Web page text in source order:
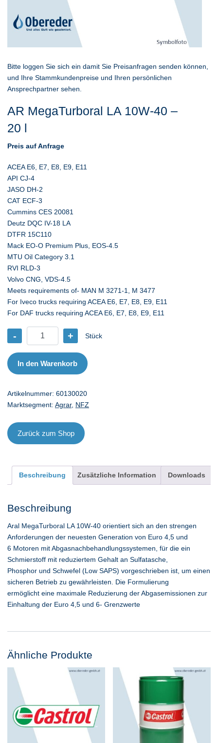
AR MegaTurboral LA 10W-40 –
20 l
Preis auf Anfrage
ACEA E6, E7, E8, E9, E11
API CJ-4
JASO DH-2
CAT ECF-3
Cummins CES 20081
Deutz DQC IV-18 LA
DTFR 15C110
Mack EO-O Premium Plus, EOS-4.5
MTU Oil Category 3.1
RVI RLD-3
Volvo CNG, VDS-4.5
Meets requirements of- MAN M 3271-1, M 3477
For Iveco trucks requiring ACEA E6, E7, E8, E9, E11
For DAF trucks requiring ACEA E6, E7, E8, E9, E11
AR
MegaTurboral
LA
10W-
-
20
Menge
- + Stück
In den Warenkorb
Artikelnummer: 60130020
Marktsegment: Agrar, NFZ
Zurück zum Shop
Bitte loggen Sie sich ein damit Sie Preisanfragen senden können,
und Ihre Stammkundenpreise und Ihren persönlichen
Ansprechpartner sehen.
Beschreibung Zusätzliche Information Downloads
Beschreibung
Aral MegaTurboral LA 10W-40 orientiert sich an den strengen
Anforderungen der neuesten Generation von Euro 4,5 und
6 Motoren mit Abgasnachbehandlungssystemen, für die ein
Schmierstoff mit reduziertem Gehalt an Sulfatasche,
Phosphor und Schwefel (Low SAPS) vorgeschrieben ist, um einen
sicheren Betrieb zu gewährleisten. Die Formulierung
ermöglicht eine maximale Reduzierung der Abgasemissionen zur
Einhaltung der Euro 4,5 und 6- Grenzwerte
Ähnliche Produkte